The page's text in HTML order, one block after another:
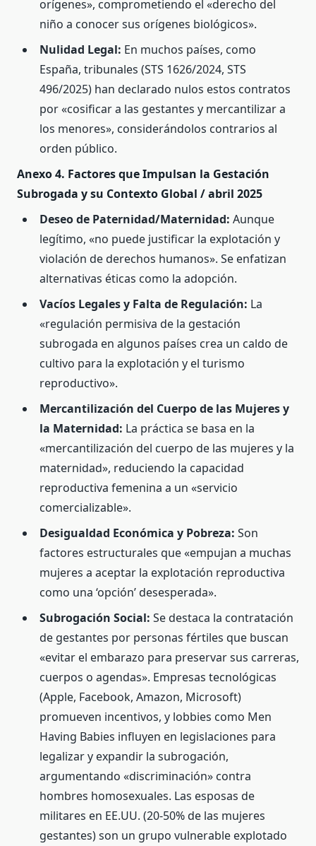
orígenes», comprometiendo el «derecho del
niño a conocer sus orígenes biológicos».
Nulidad Legal: En muchos países, como
España, tribunales (STS 1626/2024, STS
496/2025) han declarado nulos estos contratos
por «cosificar a las gestantes y mercantilizar a
los menores», considerándolos contrarios al
orden público.
Anexo 4. Factores que Impulsan la Gestación
Subrogada y su Contexto Global / abril 2025
Deseo de Paternidad/Maternidad: Aunque
legítimo, «no puede justificar la explotación y
violación de derechos humanos». Se enfatizan
alternativas éticas como la adopción.
Vacíos Legales y Falta de Regulación: La
«regulación permisiva de la gestación
subrogada en algunos países crea un caldo de
cultivo para la explotación y el turismo
reproductivo».
Mercantilización del Cuerpo de las Mujeres y
la Maternidad: La práctica se basa en la
«mercantilización del cuerpo de las mujeres y la
maternidad», reduciendo la capacidad
reproductiva femenina a un «servicio
comercializable».
Desigualdad Económica y Pobreza: Son
factores estructurales que «empujan a muchas
mujeres a aceptar la explotación reproductiva
como una ‘opción’ desesperada».
Subrogación Social: Se destaca la contratación
de gestantes por personas fértiles que buscan
«evitar el embarazo para preservar sus carreras,
cuerpos o agendas». Empresas tecnológicas
(Apple, Facebook, Amazon, Microsoft)
promueven incentivos, y lobbies como Men
Having Babies influyen en legislaciones para
legalizar y expandir la subrogación,
argumentando «discriminación» contra
hombres homosexuales. Las esposas de
militares en EE.UU. (20-50% de las mujeres
gestantes) son un grupo vulnerable explotado